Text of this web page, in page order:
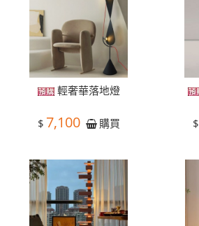
輕奢華落地燈
$ 7,100 購買 $